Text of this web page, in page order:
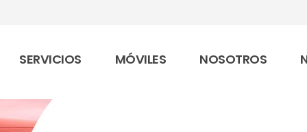
SERVICIOS MÓVILES NOSOTROS